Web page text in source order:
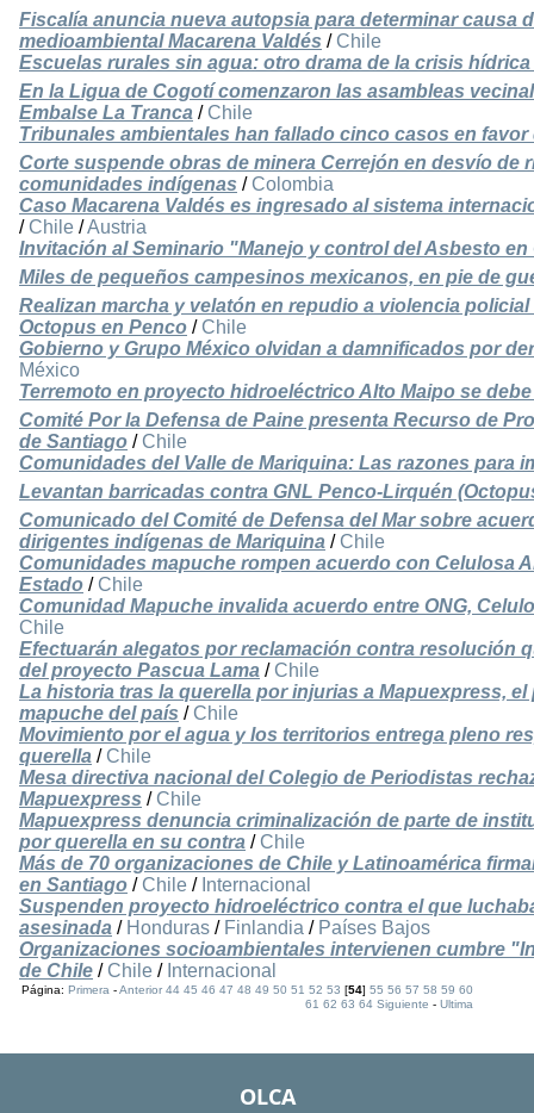
Fiscalía anuncia nueva autopsia para determinar causa
medioambiental Macarena Valdés / Chile
Escuelas rurales sin agua: otro drama de la crisis
En la Ligua de Cogotí comenzaron las asambleas
Embalse La Tranca / Chile
Tribunales ambientales han fallado cinco casos en
Corte suspende obras de minera Cerrejón en desvío de
comunidades indígenas / Colombia
Caso Macarena Valdés es ingresado al sistema
/ Chile /Austria
Invitación al Seminario "Manejo y control del Asbesto
Miles de pequeños campesinos mexicanos, en pie de
Realizan marcha y velatón en repudio a violencia
Octopus en Penco / Chile
Gobierno y Grupo México olvidan a damnificados por
México
Terremoto en proyecto hidroeléctrico Alto Maipo se
Comité Por la Defensa de Paine presenta Recurso de
de Santiago / Chile
Comunidades del Valle de Mariquina: Las razones para
Levantan barricadas contra GNL Penco-Lirquén
Comunicado del Comité de Defensa del Mar sobre
dirigentes indígenas de Mariquina / Chile
Comunidades mapuche rompen acuerdo con Celulosa
Estado / Chile
Comunidad Mapuche invalida acuerdo entre ONG,
Chile
Efectuarán alegatos por reclamación contra resolución
del proyecto Pascua Lama / Chile
La historia tras la querella por injurias a Mapuexpress,
mapuche del país / Chile
Movimiento por el agua y los territorios entrega pleno
querella / Chile
Mesa directiva nacional del Colegio de Periodistas
Mapuexpress / Chile
Mapuexpress denuncia criminalización de parte de
por querella en su contra / Chile
Más de 70 organizaciones de Chile y Latinoamérica
en Santiago / Chile / Internacional
Suspenden proyecto hidroeléctrico contra el que
asesinada / Honduras / Finlandia / Países Bajos
Organizaciones socioambientales intervienen cumbre
de Chile / Chile / Internacional
Página:Primera -Anterior 44 45 46 47 48 49 50 51 52 53 [54]55 56 57 58 59 60
61 62 63 64 Siguiente -Ultima
OLCA